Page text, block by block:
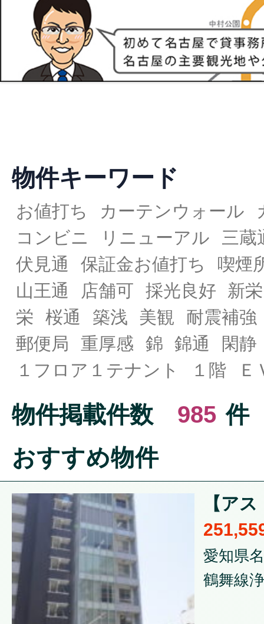
物件キーワード
お値打ち カーテンウォール
コンビニ
リニューアル
三蔵
伏見通
保証金お値打ち
喫煙
山王通
店舗可 採光良好
新栄
栄
桜通 築浅 美観
耐震補強
郵便局
重厚感 錦 錦通
閑静
１フロア１テナント
１階 Ｅ
物件掲載件数 985 件
おすすめ物件
【ア
愛知県
鶴舞線